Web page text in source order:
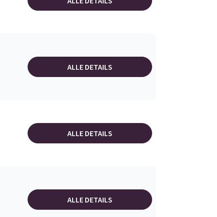
ALLE DETAILS
ALLE DETAILS
ALLE DETAILS